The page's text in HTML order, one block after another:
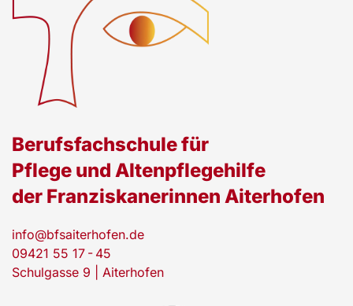
Berufsfachschule für
Pflege und Altenpflegehilfe
der Franziskanerinnen Aiterhofen
info@bfsaiterhofen.de
09421 55 17 - 45
Schulgasse 9 | Aiterhofen